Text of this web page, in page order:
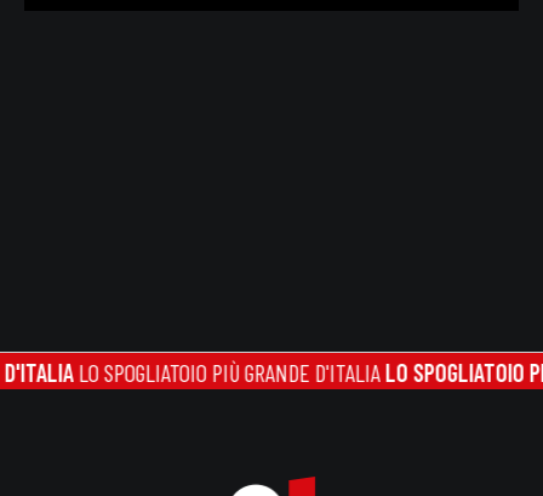
LO SPOGLIATOIO PIÙ GRANDE D'ITALIALO SPOGLIATOIO PIÙ